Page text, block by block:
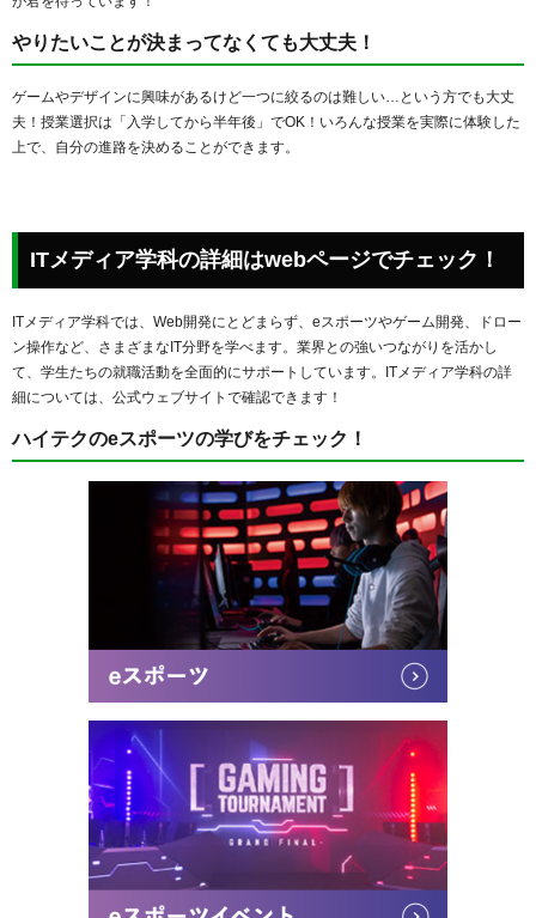
やりたいことが決まってなくても大丈夫！
ゲームやデザインに興味があるけど一つに絞るのは難しい…という方でも大丈
夫！授業選択は「入学してから半年後」でOK！いろんな授業を実際に体験した
上で、自分の進路を決めることができます。
ITメディア学科の詳細はwebページでチェック！
ITメディア学科では、Web開発にとどまらず、eスポーツやゲーム開発、ドロー
ン操作など、さまざまなIT分野を学べます。業界との強いつながりを活かし
て、学生たちの就職活動を全面的にサポートしています。ITメディア学科の詳
細については、公式ウェブサイトで確認できます！
ハイテクのeスポーツの学びをチェック！